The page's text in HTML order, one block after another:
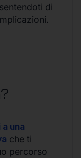
di
una
che ti
percorso